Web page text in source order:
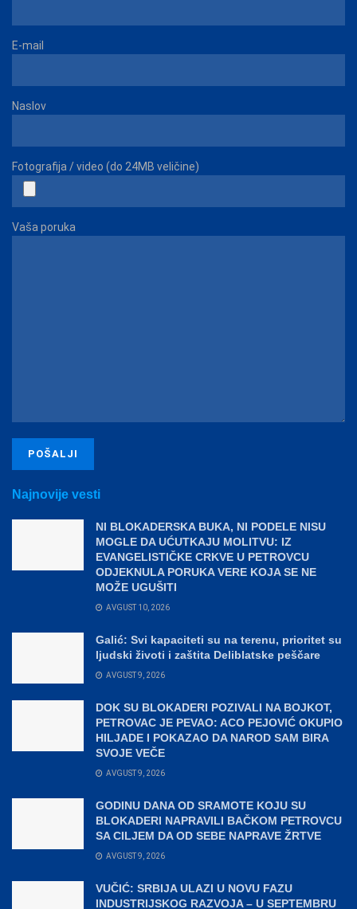
E-mail
Naslov
Fotografija / video (do 24MB veličine)
Vaša poruka
Najnovije vesti
NI BLOKADERSKA BUKA, NI PODELE NISU
MOGLE DA UĆUTKAJU MOLITVU: IZ
EVANGELISTIČKE CRKVE U PETROVCU
ODJEKNULA PORUKA VERE KOJA SE NE
MOŽE UGUŠITI
AVGUST 10, 2026
Galić: Svi kapaciteti su na terenu, prioritet su
ljudski životi i zaštita Deliblatske peščare
AVGUST 9, 2026
DOK SU BLOKADERI POZIVALI NA BOJKOT,
PETROVAC JE PEVAO: ACO PEJOVIĆ OKUPIO
HILJADE I POKAZAO DA NAROD SAM BIRA
SVOJE VEČE
AVGUST 9, 2026
GODINU DANA OD SRAMOTE KOJU SU
BLOKADERI NAPRAVILI BAČKOM PETROVCU
SA CILJEM DA OD SEBE NAPRAVE ŽRTVE
AVGUST 9, 2026
VUČIĆ: SRBIJA ULAZI U NOVU FAZU
INDUSTRIJSKOG RAZVOJA – U SEPTEMBRU